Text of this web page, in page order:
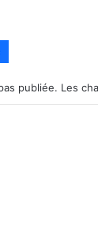
publiée. Les